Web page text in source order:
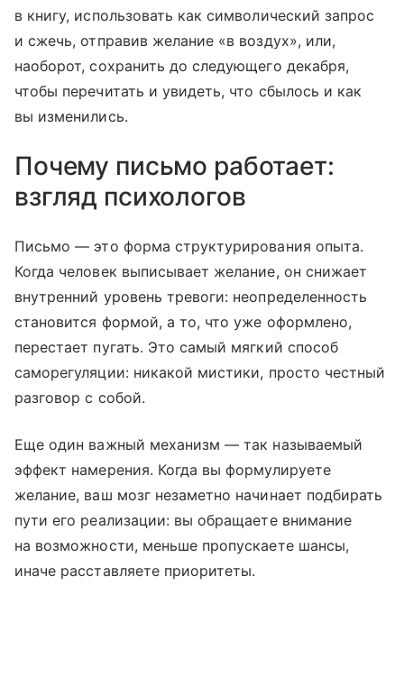
в книгу, использовать как символический запрос
и сжечь, отправив желание «в воздух», или,
наоборот, сохранить до следующего декабря,
чтобы перечитать и увидеть, что сбылось и как
вы изменились.
Почему письмо работает:
взгляд психологов
Письмо — это форма структурирования опыта.
Когда человек выписывает желание, он снижает
внутренний уровень тревоги: неопределенность
становится формой, а то, что уже оформлено,
перестает пугать. Это самый мягкий способ
саморегуляции: никакой мистики, просто честный
разговор с собой.
Еще один важный механизм — так называемый
эффект намерения. Когда вы формулируете
желание, ваш мозг незаметно начинает подбирать
пути его реализации: вы обращаете внимание
на возможности, меньше пропускаете шансы,
иначе расставляете приоритеты.